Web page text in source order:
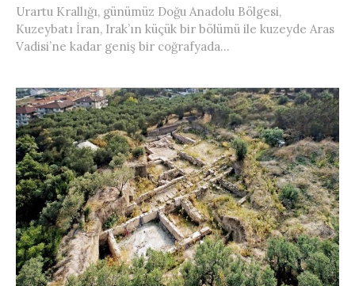
Urartu Krallığı, günümüz Doğu Anadolu Bölgesi,
Kuzeybatı İran, Irak’ın küçük bir bölümü ile kuzeyde Aras
Vadisi’ne kadar geniş bir coğrafyada...